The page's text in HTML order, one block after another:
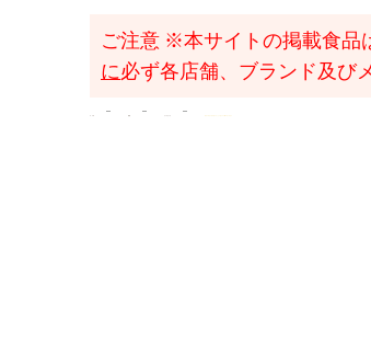
ご注意 ※本サイトの掲載食品
に必ず各店舗、ブランド及び